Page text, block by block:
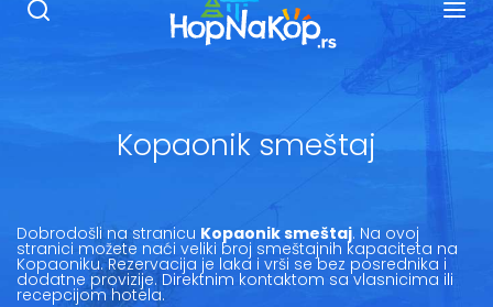
Ugostiteljstvo
Kop Info
Ski škole
Ski renta
Kopaonik smeštaj
Dobrodošli na stranicu Kopaonik smeštaj. Na ovoj
stranici možete naći veliki broj smeštajnih kapaciteta na
Kopaoniku. Rezervacija je laka i vrši se bez posrednika i
dodatne provizije. Direktnim kontaktom sa vlasnicima ili
recepcijom hotela.